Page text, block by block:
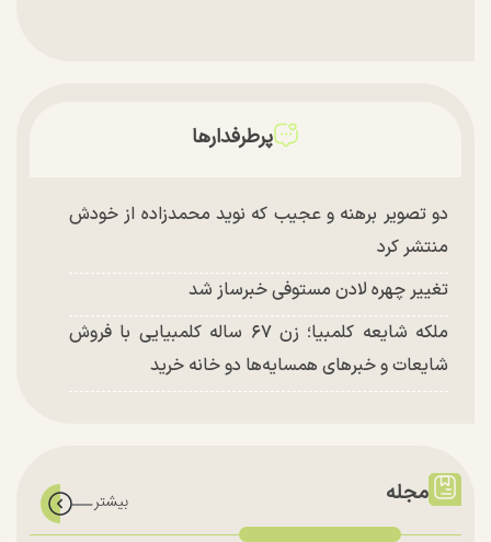
پرطرفدارها
دو تصویر برهنه و عجیب که نوید محمدزاده از خودش
منتشر کرد
تغییر چهره لادن مستوفی خبرساز شد
ملکه شایعه کلمبیا؛ زن ۶۷ ساله کلمبیایی با فروش
شایعات و خبر‌های همسایه‌ها دو خانه خرید
مجله